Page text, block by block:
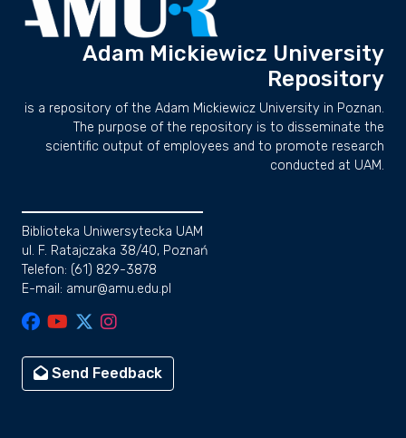
Adam Mickiewicz University
Repository
is a repository of the Adam Mickiewicz University in Poznan.
The purpose of the repository is to disseminate the
scientific output of employees and to promote research
conducted at UAM.
Biblioteka Uniwersytecka UAM
ul. F. Ratajczaka 38/40, Poznań
Telefon: (61) 829-3878
E-mail: amur@amu.edu.pl
Send Feedback